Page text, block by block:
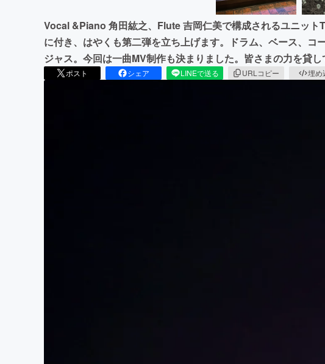
Vocal &Piano 角田紘之、Flute 吉岡仁美で構成されるユニッ
に付き、はやくも第二弾を立ち上げます。ドラム、ベース、コ
ジャス。今回は一曲MV制作も決まりました。皆さまの力を貸し
ポスト シェア LINEで送る URLコピー 埋め